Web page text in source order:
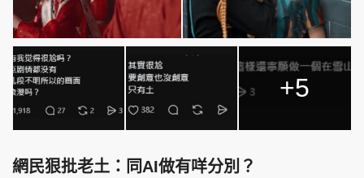
+5
網民狠批老土：同AI做有咩分別？